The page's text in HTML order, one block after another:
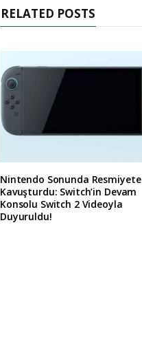
RELATED POSTS
Nintendo Sonunda Resmiyete
Kavuşturdu: Switch’in Devam
Konsolu Switch 2 Videoyla
Duyuruldu!